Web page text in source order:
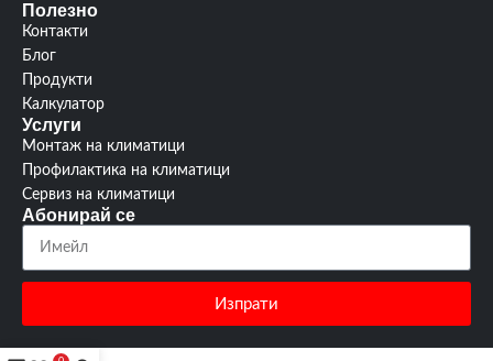
Полезно
Контакти
Блог
Продукти
Калкулатор
Услуги
Монтаж на климатици
Профилактика на климатици
Сервиз на климатици
Абонирай се
Изпрати